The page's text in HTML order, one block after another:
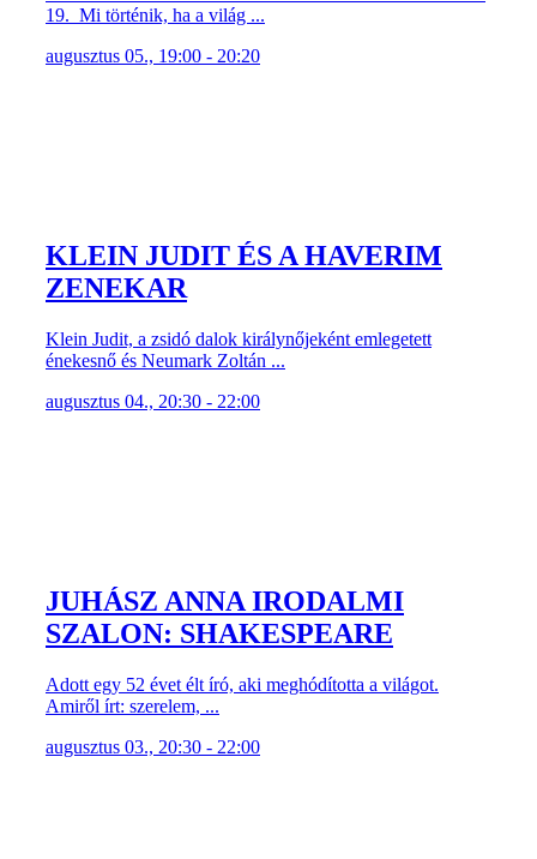
19. Mi történik, ha a világ ...
augusztus 05., 19:00 - 20:20
KLEIN JUDIT ÉS A HAVERIM
ZENEKAR
Klein Judit, a zsidó dalok királynőjeként emlegetett
énekesnő és Neumark Zoltán ...
augusztus 04., 20:30 - 22:00
JUHÁSZ ANNA IRODALMI
SZALON: SHAKESPEARE
Adott egy 52 évet élt író, aki meghódította a világot.
Amiről írt: szerelem, ...
augusztus 03., 20:30 - 22:00